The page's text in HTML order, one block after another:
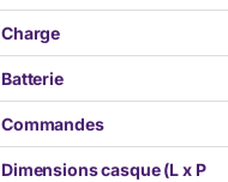
Charge
Batterie
Commandes
Dimensions casque (L x P